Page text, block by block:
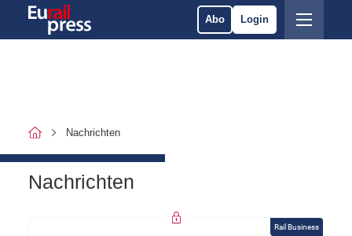
Abo Login
Nachrichten
Nachrichten
Rail Business